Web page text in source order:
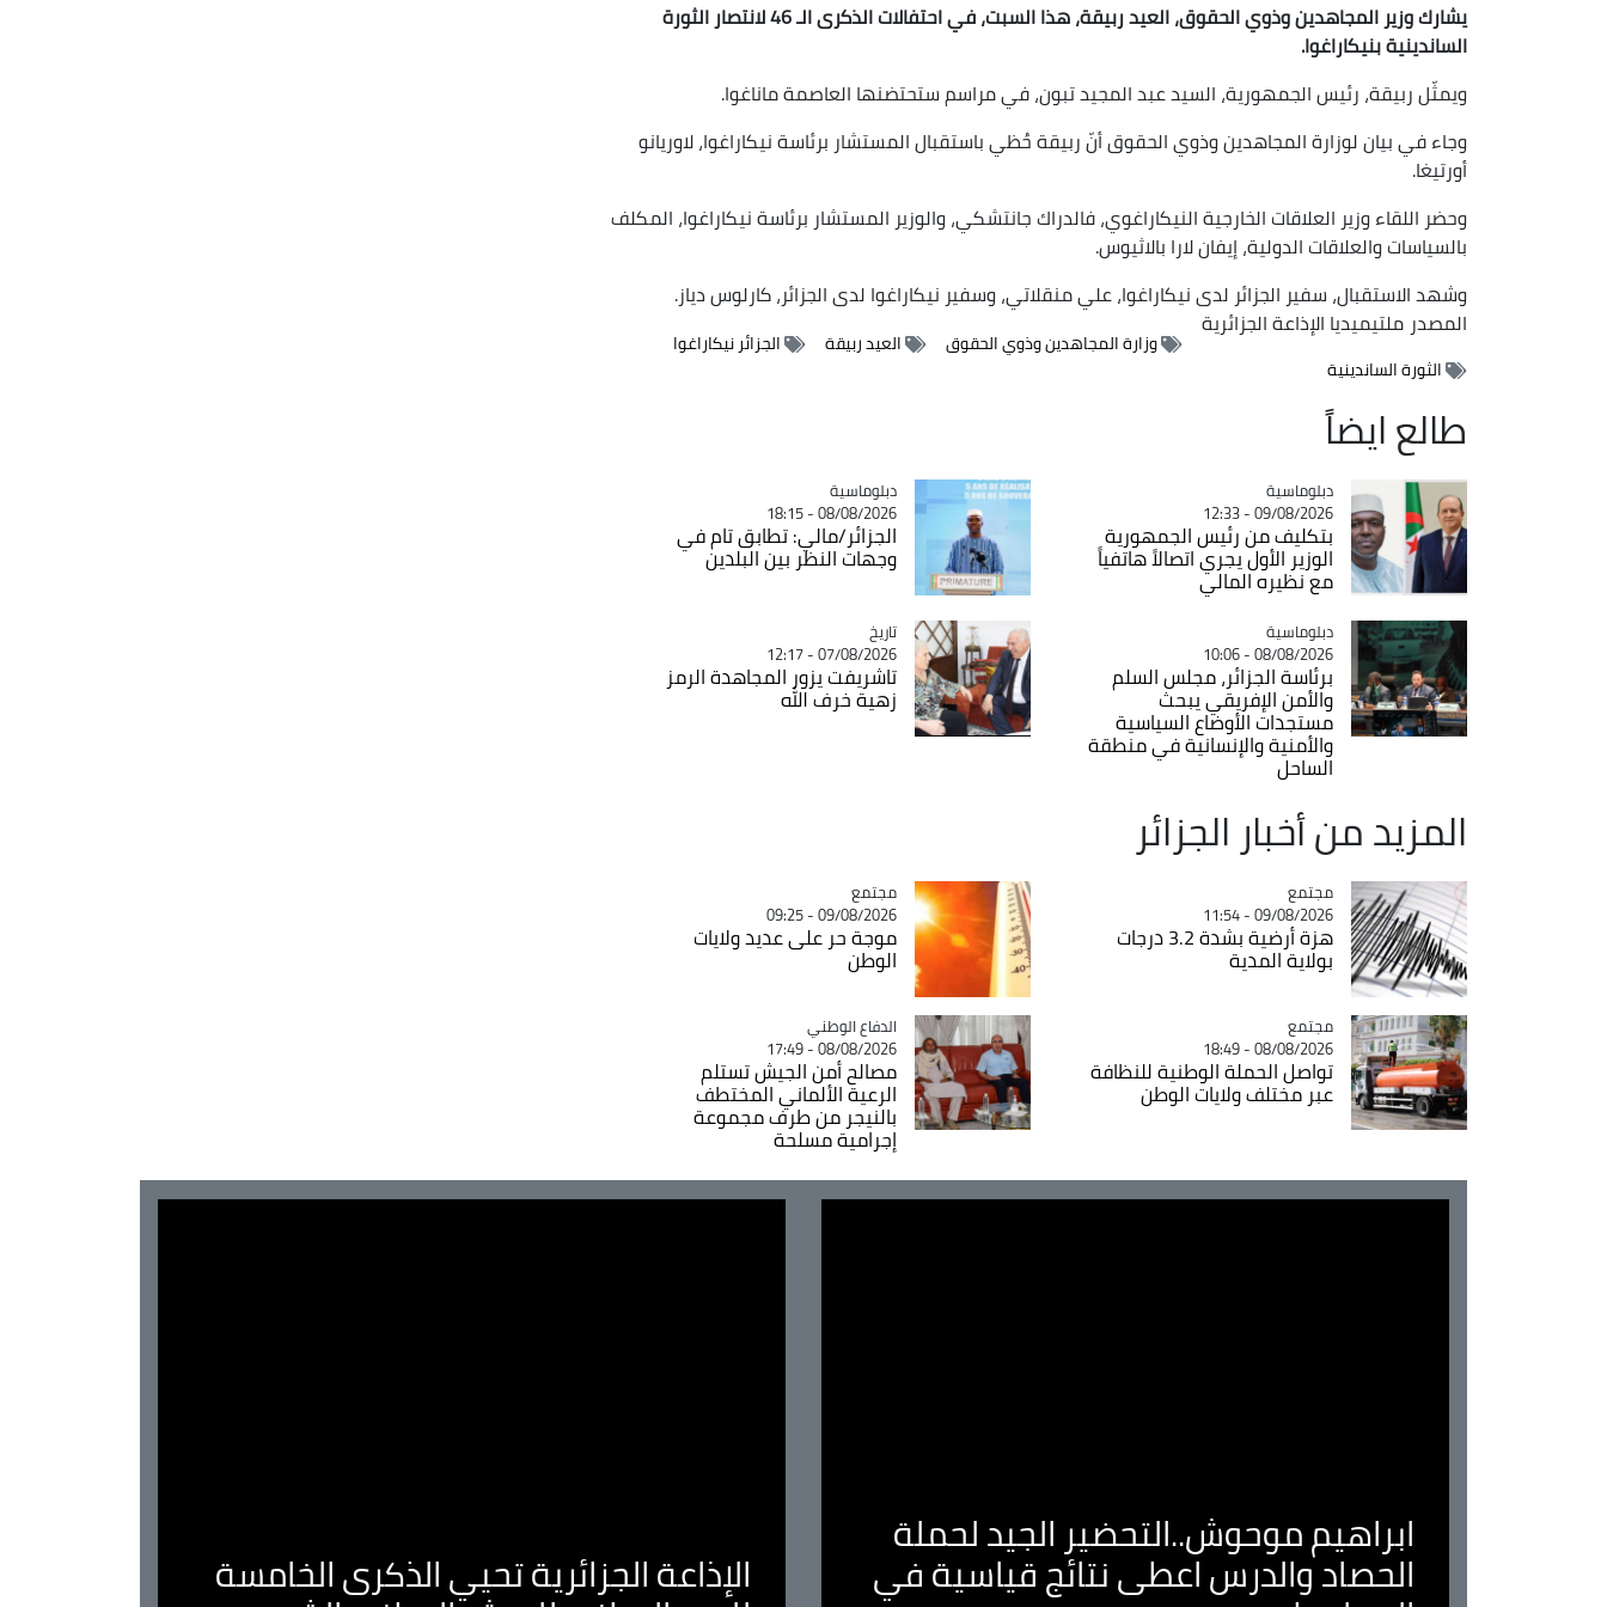
يشارك وزير المجاهدين وذوي الحقوق، العيد ربيقة، هذا السبت، في احتفالات الذكرى الـ 46 لانتصار الثورة
الساندينيةبنيكاراغوا.
ويمثّل ربيقة، رئيس الجمهورية، السيد عبد المجيد تبون، في مراسم ستحتضنها العاصمة ماناغوا.
وجاء في بيان لوزارة المجاهدين وذوي الحقوق أنّ ربيقة حُظي باستقبال المستشار برئاسة نيكاراغوا، لاوريانو
أورتيغا.
وحضر اللقاء وزير العلاقات الخارجية النيكاراغوي، فالدراك جانتشكي، والوزير المستشار برئاسة نيكاراغوا، المكلف
بالسياسات والعلاقات الدولية، إيفان لارا بالاثيوس.
وشهد الاستقبال، سفير الجزائر لدى نيكاراغوا، علي منقلاتي، وسفير نيكاراغوا لدى الجزائر، كارلوس دياز.
المصدر ملتيميديا الإذاعة الجزائرية
وزارة المجاهدين وذوي الحقوق العيد ربيقة
الجزائر نيكاراغوا
الثورة الساندينية
طالع ايضاً
Catégorie
دبلوماسية
09/08/2026 - 12:33
بتكليف من رئيس الجمهورية
الوزير الأول يجري اتصالاً هاتفياً
مع نظيره المالي
Catégorie
دبلوماسية
08/08/2026 - 18:15
الجزائر/مالي: تطابق تام في
وجهات النظر بين البلدين
Catégorie
دبلوماسية
08/08/2026 - 10:06
برئاسة الجزائر، مجلس السلم
والأمن الإفريقي يبحث
مستجدات الأوضاع السياسية
والأمنية والإنسانية في منطقة
الساحل
Catégorie
تاريخ
07/08/2026 - 12:17
تاشريفت يزور المجاهدة الرمز
زهية خرف الله
المزيد من أخبار الجزائر
Catégorie
مجتمع
09/08/2026 - 11:54
هزة أرضية بشدة 3.2 درجات
بولاية المدية
Catégorie
مجتمع
09/08/2026 - 09:25
موجة حر على عديد ولايات
الوطن
Catégorie
مجتمع
08/08/2026 - 18:49
تواصل الحملة الوطنية للنظافة
عبر مختلف ولايات الوطن
Catégorie
الدفاع الوطني
08/08/2026 - 17:49
مصالح أمن الجيش تستلم
الرعية الألماني المختطف
بالنيجر من طرف مجموعة
إجرامية مسلحة
ابراهيم موحوش..التحضير الجيد لحملة
الحصاد والدرس اعطى نتائج قياسية في الإذاعة الجزائرية تحيي الذكرى الخامسة